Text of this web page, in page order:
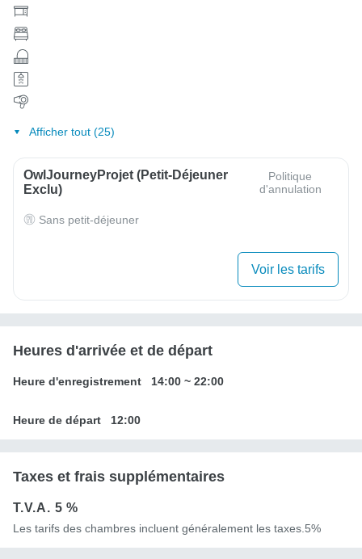
Afficher tout (25)
OwlJourneyProjet (petit-Déjeuner
Exclu)
Politique
d'annulation
Sans petit-déjeuner
Voir les tarifs
Heures d'arrivée et de départ
Heure d'enregistrement 14:00 ~ 22:00
Heure de départ 12:00
Taxes et frais supplémentaires
T.V.A. 5 %
Les tarifs des chambres incluent généralement les taxes.5%